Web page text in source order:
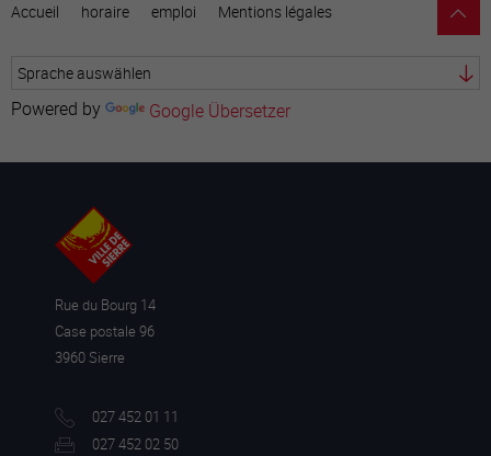
Accueil horaire emploi Mentions légales
Powered by Google Übersetzer
Rue du Bourg 14
Case postale 96
3960 Sierre
027 452 01 11
027 452 02 50